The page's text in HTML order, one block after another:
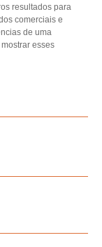
resultados para
comerciais e
de uma
esses